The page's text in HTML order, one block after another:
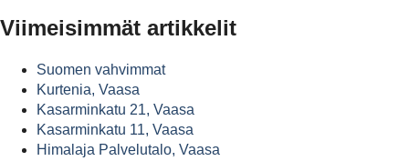
Viimeisimmät artikkelit
Suomen vahvimmat
Kurtenia, Vaasa
Kasarminkatu 21, Vaasa
Kasarminkatu 11, Vaasa
Himalaja Palvelutalo, Vaasa